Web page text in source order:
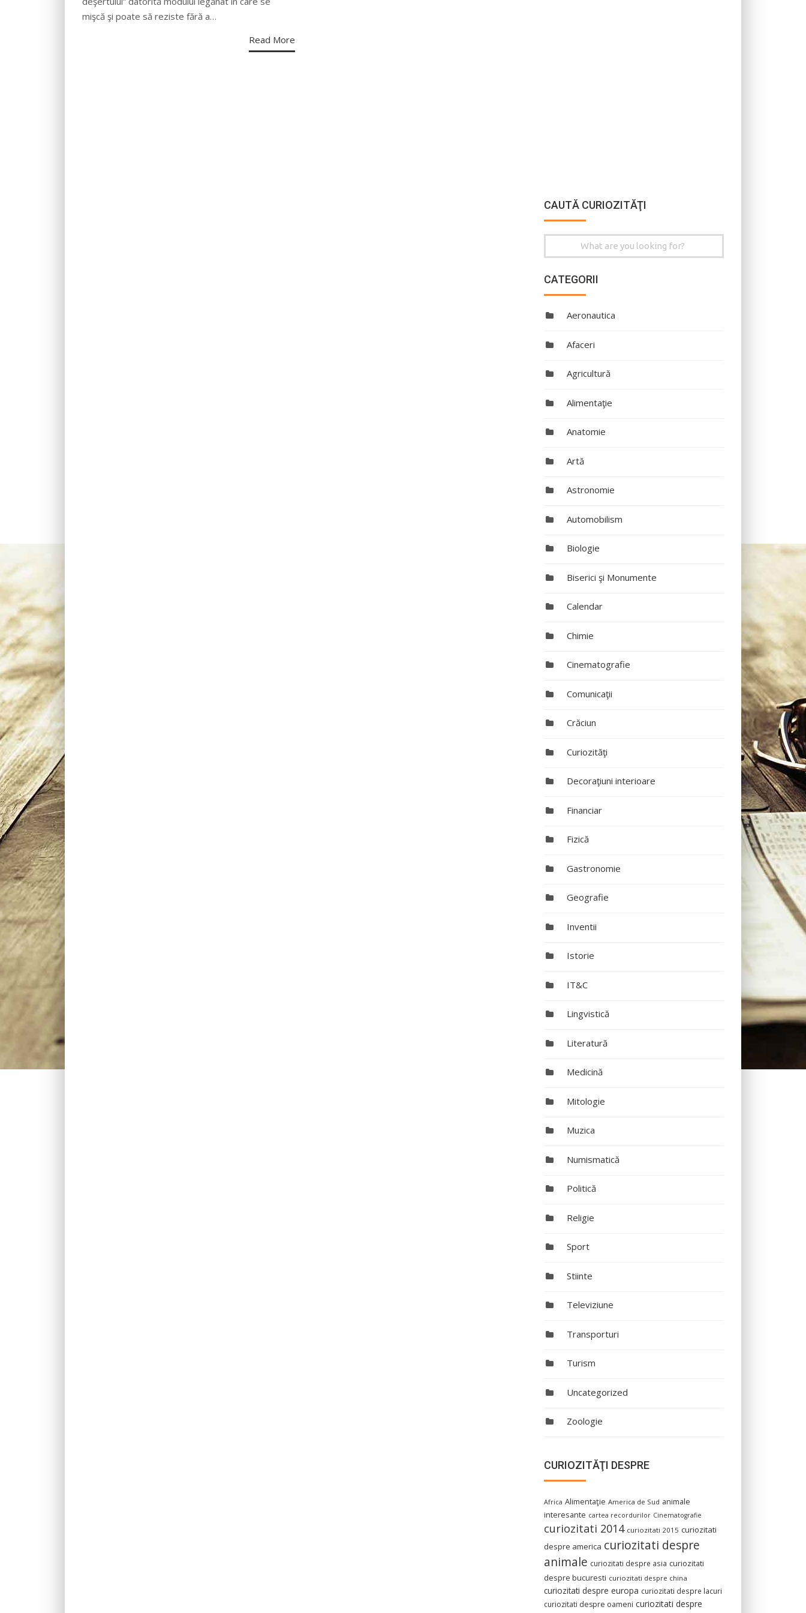
mişcă şi poate să reziste fără a…
Read More
CAUTĂ CURIOZITĂŢI
Search
CATEGORII
Aeronautica
Afaceri
Agricultură
Alimentaţie
Anatomie
Artă
Astronomie
Automobilism
Biologie
Biserici şi Monumente
Calendar
Chimie
Cinematografie
Comunicaţii
Crăciun
Curiozităţi
Decoraţiuni interioare
Financiar
Fizică
Gastronomie
Geografie
Inventii
Istorie
IT&C
Lingvistică
Literatură
Medicină
Mitologie
Muzica
Numismatică
Politică
Religie
Sport
Stiinte
Televiziune
Transporturi
Turism
Uncategorized
Zoologie
CURIOZITĂŢI DESPRE
Africa Alimentaţie America de Sud animale
interesante cartea recordurilor Cinematografie
curiozitati 2014 curiozitati 2015 curiozitati
despre america curiozitati despre
animale curiozitati despre asia curiozitati
despre bucuresti curiozitati despre china
curiozitati despre europa curiozitati despre lacuri
curiozitati despre oameni curiozitati despre